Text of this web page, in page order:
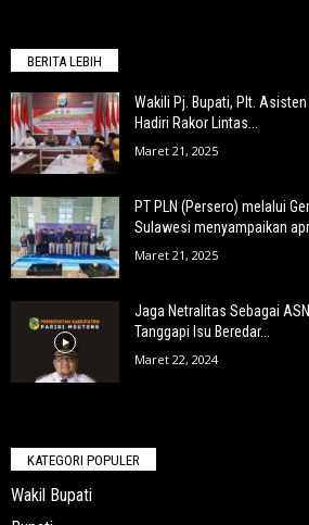
BERITA LEBIH
Wakili Pj. Bupati, Plt.
Hadiri Rakor Lintas...
Maret 21, 2025
PT PLN (Persero) melalui
Sulawesi menyampaikan
Maret 21, 2025
Jaga Netralitas Sebagai
Tanggapi Isu Beredar...
Maret 22, 2024
KATEGORI POPULER
Wakil Bupati